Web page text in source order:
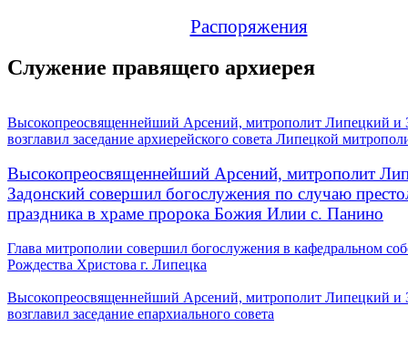
Распоряжения
Служение правящего архиерея
Высокопреосвященнейший Арсений, митрополит Липецкий и
возглавил заседание архиерейского совета Липецкой
Высокопреосвященнейший Арсений, митрополит
Задонский совершил богослужения по случаю
праздника в храме пророка Божия Илии с. Панино
Глава митрополии совершил богослужения в кафедральном
Рождества Христова г. Липецка
Высокопреосвященнейший Арсений, митрополит Липецкий и
возглавил заседание епархиального совета